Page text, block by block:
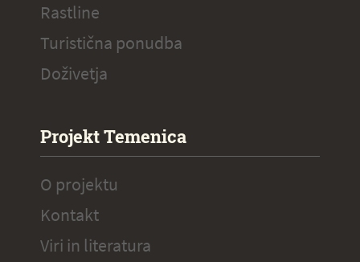
Rastline
Turistična ponudba
Doživetja
Projekt Temenica
O projektu
Kontakt
Viri in literatura